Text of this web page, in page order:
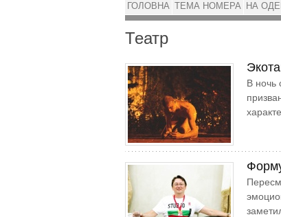
Театр
В ночь
ГОЛОВНА ТЕМА НОМЕРА НА